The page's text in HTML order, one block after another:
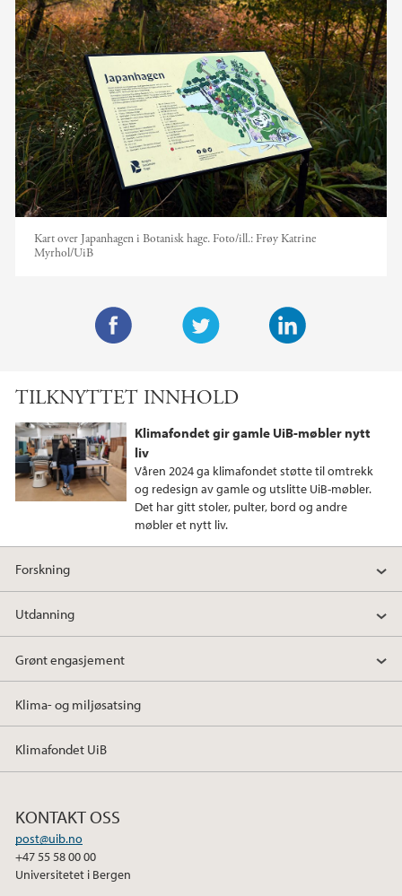
Kart over Japanhagen i Botanisk hage. Foto/ill.: Frøy Katrine
Myrhol/UiB
i
e
r
d
I
n
e
b
o
o
TILKNYTTET INNHOLD
Klimafondet gir gamle UiB-møbler nytt
liv
Våren 2024 ga klimafondet støtte til omtrekk
og redesign av gamle og utslitte UiB-møbler.
Det har gitt stoler, pulter, bord og andre
møbler et nytt liv.
Forskning
Utdanning
Grønt engasjement
Klima- og miljøsatsing
Klimafondet UiB
KONTAKT OSS
post@uib.no
+47 55 58 00 00
Universitetet i Bergen